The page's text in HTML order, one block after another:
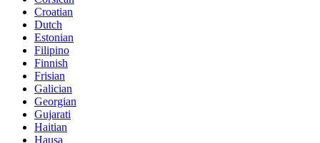
Croatian
Dutch
Estonian
Filipino
Finnish
Frisian
Galician
Georgian
Gujarati
Haitian
Hausa